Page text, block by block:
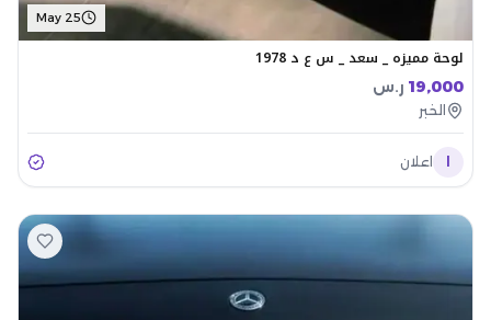
May 25
لوحة مميزه _ سعد _ س ع د 1978
19,000 ر.س
الخبر
ا اعلان